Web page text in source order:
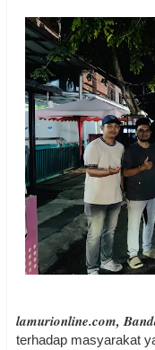
lamurionline.com,
terhadap masyarakat